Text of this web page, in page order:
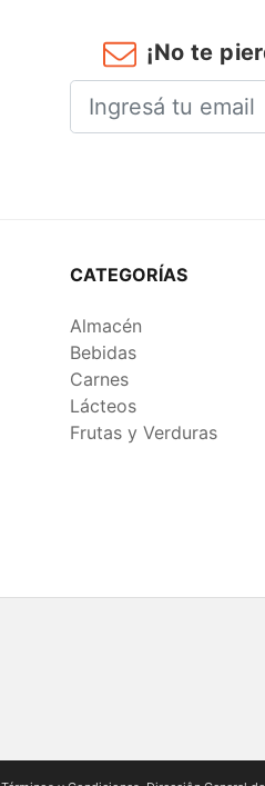
¡No te
CATEGORÍAS
Almacén
Bebidas
Carnes
Lácteos
Frutas y Verduras